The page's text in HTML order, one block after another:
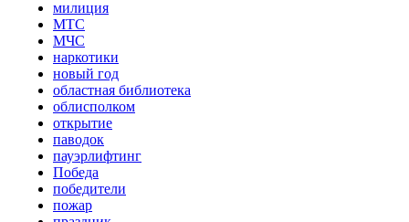
милиция
МТС
МЧС
наркотики
новый год
областная библиотека
облисполком
открытие
паводок
пауэрлифтинг
Победа
победители
пожар